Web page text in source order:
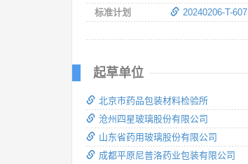
标准计划
20240206-T-607
起草单位
北京市药品包装材料检验所
沧州四星玻璃股份有限公司
山东省药用玻璃股份有限公司
成都平原尼普洛药业包装有限公司